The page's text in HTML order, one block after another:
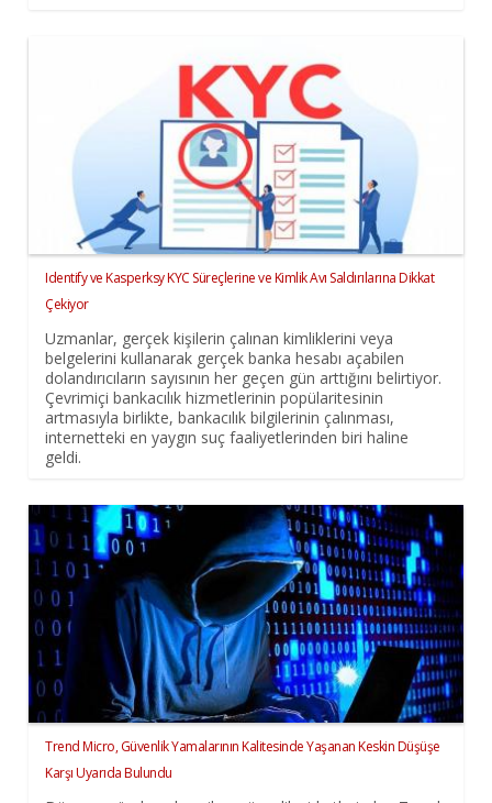
Identify ve Kasperksy KYC Süreçlerine ve Kimlik Avı Saldırılarına Dikkat
Çekiyor
Uzmanlar, gerçek kişilerin çalınan kimliklerini veya
belgelerini kullanarak gerçek banka hesabı açabilen
dolandırıcıların sayısının her geçen gün arttığını belirtiyor.
Çevrimiçi bankacılık hizmetlerinin popülaritesinin
artmasıyla birlikte, bankacılık bilgilerinin çalınması,
internetteki en yaygın suç faaliyetlerinden biri haline
geldi.
Trend Micro, Güvenlik Yamalarının Kalitesinde Yaşanan Keskin Düşüşe
Karşı Uyarıda Bulundu